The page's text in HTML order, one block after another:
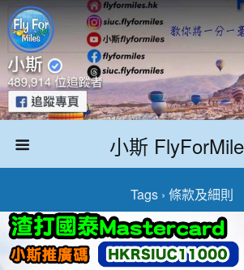
小斯
Tags › 條款及細則